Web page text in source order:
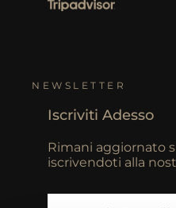
NEWSLETTER
Iscriviti Adesso
Rimani aggiornato
iscrivendoti alla